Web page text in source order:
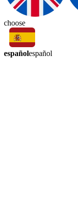
choose
españolespañol